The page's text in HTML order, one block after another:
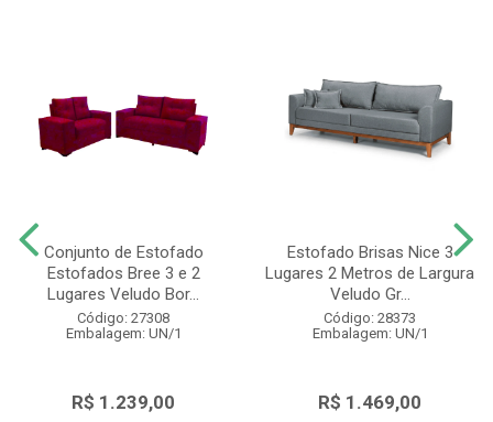
Conjunto de Estofado
Estofados Bree 3 e 2
Lugares Veludo Bor...
Código: 27308
Embalagem: UN/1
R$ 1.239,00
Estofado Brisas Nice 3
Lugares 2 Metros de Largura
Veludo Gr...
Código: 28373
Embalagem: UN/1
R$ 1.469,00